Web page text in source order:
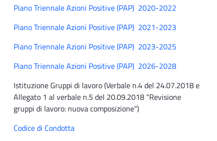
Piano Triennale Azioni Positive (PAP) 2020-2022
Piano Triennale Azioni Positive (PAP) 2021-2023
Piano Triennale Azioni Positive (PAP) 2023-2025
Piano Triennale Azioni Positive (PAP) 2026-2028
Istituzione Gruppi di lavoro (Verbale n.4 del 24.07.2018 e
Allegato 1 al verbale n.5 del 20.09.2018 "Revisione
gruppi di lavoro: nuova composizione")
Codice di Condotta